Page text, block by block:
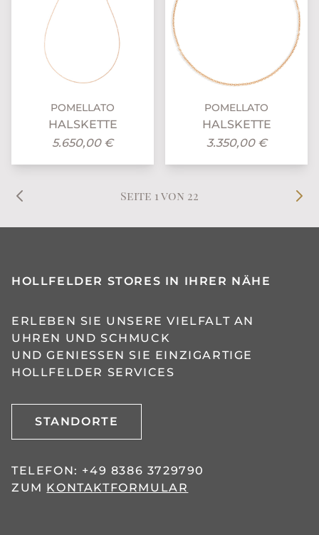
POMELLATO
HALSKETTE
5.650,00 €
POMELLATO
HALSKETTE
3.350,00 €
Seite 1 von 22
HOLLFELDER STORES IN IHRER NÄHE
ERLEBEN SIE UNSERE VIELFALT AN
UHREN UND SCHMUCK
UND GENIESSEN SIE EINZIGARTIGE H
OLLFELDER SERVICES
STANDORTE
TELEFON: +49 8386 3729790
ZUM KONTAKTFORMULAR